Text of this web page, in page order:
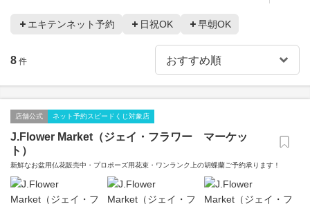
エキテンネット予約 日祝OK 早朝OK
8 件
店舗公式 ネット予約スピードくじ対象店
J.Flower Market（ジェイ・フラワー マーケッ
ト）
新鮮なお盆用仏花販売中・プロポーズ用花束・ワンランク上の胡蝶蘭ご予約承ります！